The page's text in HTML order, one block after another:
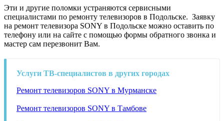
Эти и другие поломки устраняются сервисными
специалистами по ремонту телевизоров в Подольске. Заявку
на ремонт телевизора SONY в Подольске можно оставить по
телефону или на сайте с помощью формы обратного звонка и
мастер сам перезвонит Вам.
Услуги ТВ-специалистов в других городах
Ремонт телевизоров SONY в Мурманске
Ремонт телевизоров SONY в Тамбове